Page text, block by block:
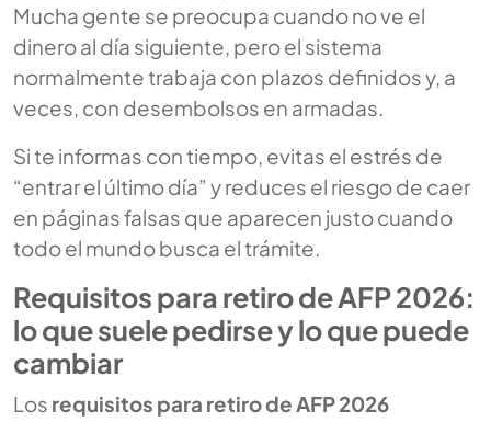
Mucha gente se preocupa cuando no ve el
dinero al día siguiente, pero el sistema
normalmente trabaja con plazos definidos y, a
veces, con desembolsos en armadas.
Si te informas con tiempo, evitas el estrés de
“entrar el último día” y reduces el riesgo de caer
en páginas falsas que aparecen justo cuando
todo el mundo busca el trámite.
Requisitos para retiro de AFP 2026:
lo que suele pedirse y lo que puede
cambiar
Los requisitos para retiro de AFP 2026